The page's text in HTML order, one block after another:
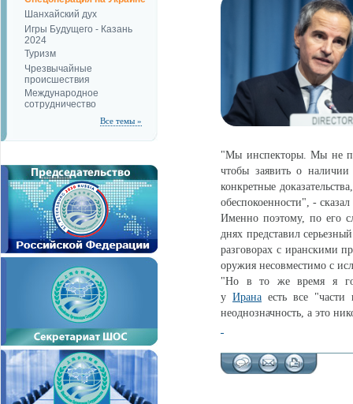
Шанхайский дух
Игры Будущего - Казань
2024
Туризм
Чрезвычайные
происшествия
Международное
сотрудничество
Все темы »
"Мы инспекторы. Мы не
чтобы заявить о
конкретные
обеспокоенности", - сказал
Именно поэтому, по его
днях представил
разговорах с иранскими
оружия несовместимо с
"Но в то же время я
у Ирана есть все "части
неоднозначность, а это